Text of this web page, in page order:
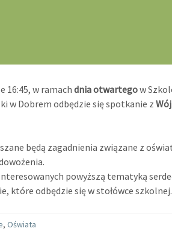
16:45, w ramachdnia otwartegow
w Dobrem odbędzie się spotkanie z
będą zagadnienia związane z
powyższą tematyką
które odbędzie się w stołówce szkolnej.
, Oświata